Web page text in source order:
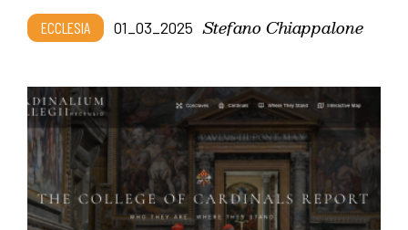
ECCLESIA 01_03_2025 Stefano Chiappalone